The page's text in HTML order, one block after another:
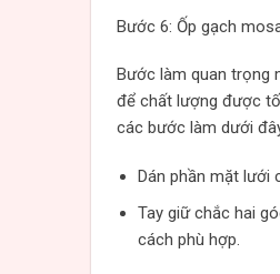
Bước 6: Ốp gạch
Bước làm quan trọng
để chất lượng được
các bước làm dưới
Dán phần mặt lưới
Tay giữ chắc hai
cách phù hợp.